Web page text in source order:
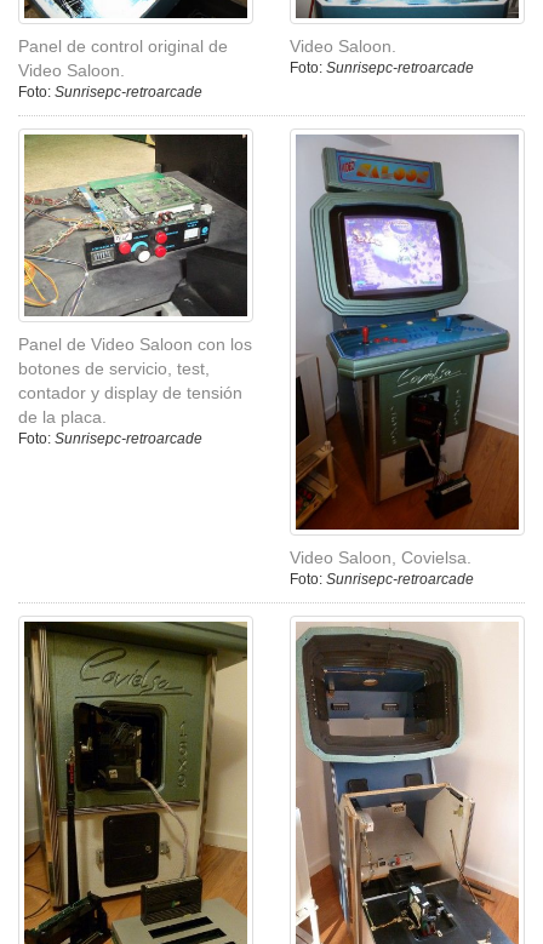
Panel de control original de
Video Saloon.
Foto: Sunrisepc-retroarcade
Video Saloon.
Foto: Sunrisepc-retroarcade
Panel de Video Saloon con los
botones de servicio, test,
contador y display de tensión
de la placa.
Foto: Sunrisepc-retroarcade
Video Saloon, Covielsa.
Foto: Sunrisepc-retroarcade